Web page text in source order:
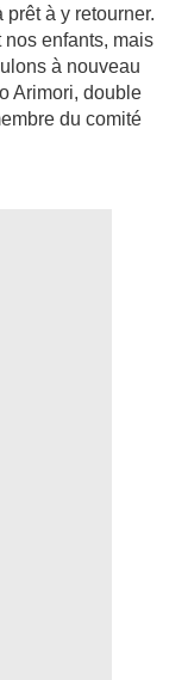
à y retourner.
enfants, mais
à nouveau
Arimori, double
du comité